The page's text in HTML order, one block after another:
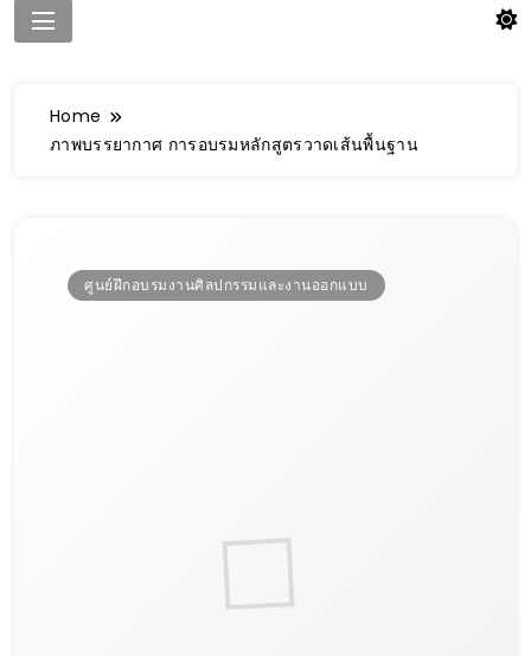
Home
ภาพบรรยากาศ การอบรมหลักสูตรวาดเส้นพื้นฐาน
ศูนย์ฝึกอบรมงานศิลปกรรมและงานออกแบบ